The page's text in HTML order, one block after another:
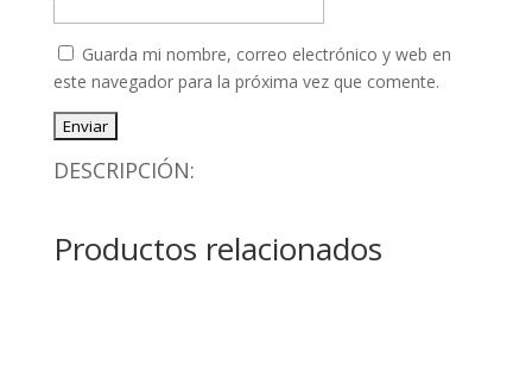
Guarda mi nombre, correo electrónico y web en
este navegador para la próxima vez que comente.
DESCRIPCIÓN:
Productos relacionados